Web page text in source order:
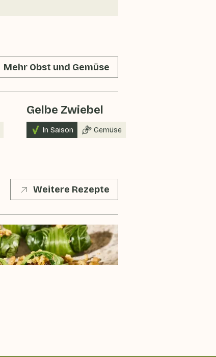
Mehr Obst und Gemüse
Gelbe Zwiebel
In Saison Gemüse
Weitere Rezepte